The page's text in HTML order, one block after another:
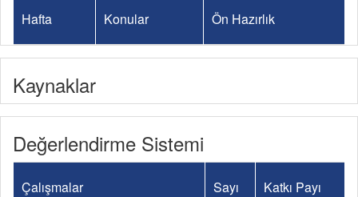
Hafta Konular Ön Hazırlık
Kaynaklar
Değerlendirme Sistemi
Çalışmalar Sayı Katkı Payı